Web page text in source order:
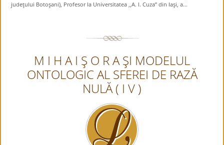
judeţului Botoşani), Profesor la Universitatea ,,A. I. Cuza” din Iaşi, a...
M I H A I Ş O R A ŞI MODELUL
ONTOLOGIC AL SFEREI DE RAZĂ
NULĂ ( I V )